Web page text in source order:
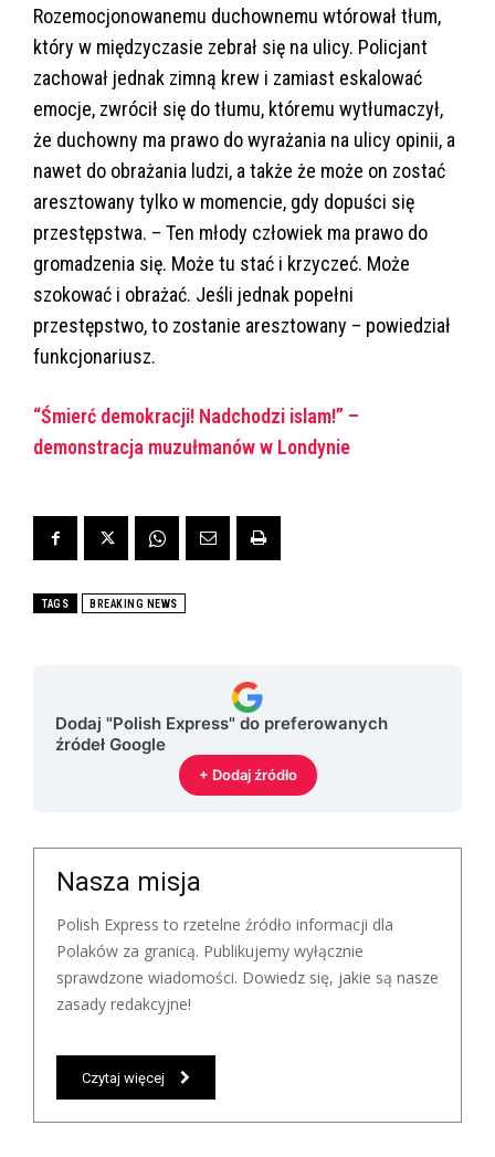
Rozemocjonowanemu duchownemu wtórował tłum,
który w międzyczasie zebrał się na ulicy. Policjant
zachował jednak zimną krew i zamiast eskalować
emocje, zwrócił się do tłumu, któremu wytłumaczył,
że duchowny ma prawo do wyrażania na ulicy opinii, a
nawet do obrażania ludzi, a także że może on zostać
aresztowany tylko w momencie, gdy dopuści się
przestępstwa. – Ten młody człowiek ma prawo do
gromadzenia się. Może tu stać i krzyczeć. Może
szokować i obrażać. Jeśli jednak popełni
przestępstwo, to zostanie aresztowany – powiedział
funkcjonariusz.
“Śmierć demokracji! Nadchodzi islam!” –
demonstracja muzułmanów w Londynie
TAGS BREAKING NEWS
Dodaj "Polish Express" do preferowanych
źródeł Google
+ Dodaj źródło
Nasza misja
Polish Express to rzetelne źródło informacji dla
Polaków za granicą. Publikujemy wyłącznie
sprawdzone wiadomości. Dowiedz się, jakie są nasze
zasady redakcyjne!
Czytaj więcej